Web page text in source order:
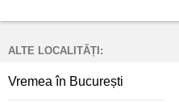
ALTE LOCALITĂȚI:
Vremea în București